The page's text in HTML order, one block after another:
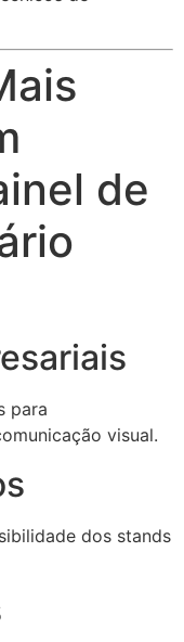
de
para
visual.
dos stands